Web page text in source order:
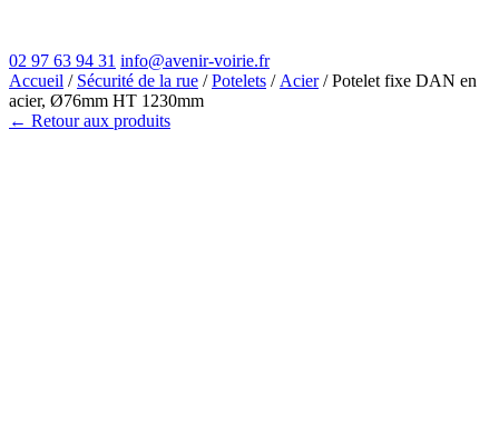
02 97 63 94 31 info@avenir-voirie.fr
Accueil / Sécurité de la rue /Potelets / Acier/ Potelet fixe DAN en
acier, Ø76mm HT 1230mm
← Retour aux produits